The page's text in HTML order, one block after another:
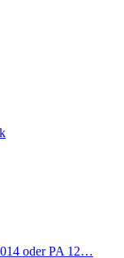
oder PA 12…